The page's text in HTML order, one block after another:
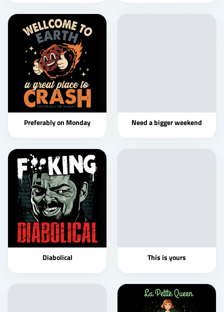
Preferably on Monday Need a bigger weekend
Diabolical This is yours